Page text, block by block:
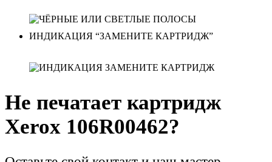
ИНДИКАЦИЯ “ЗАМЕНИТЕ КАРТРИДЖ”
Не печатает картридж
Xerox 106R00462?